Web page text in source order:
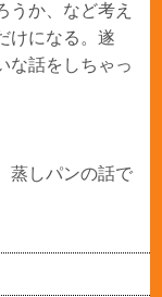
うか、など考え
けになる。遂
な話をしちゃっ
蒸しパンの話で